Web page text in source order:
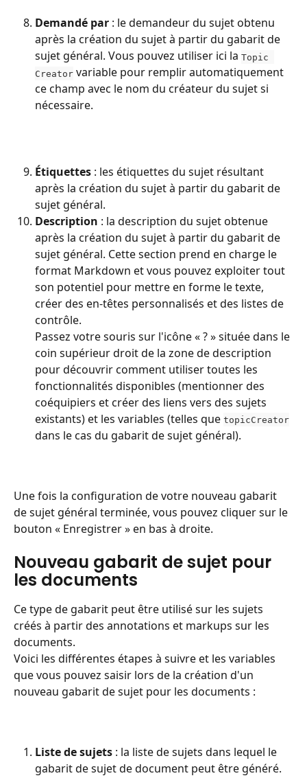
Demandé par : le demandeur du sujet obtenu
après la création du sujet à partir du gabarit de
sujet général. Vous pouvez utiliser ici la Topic
Creator variable pour remplir automatiquement
ce champ avec le nom du créateur du sujet si
nécessaire.
Étiquettes : les étiquettes du sujet résultant
après la création du sujet à partir du gabarit de
sujet général.
Description : la description du sujet obtenue
après la création du sujet à partir du gabarit de
sujet général. Cette section prend en charge le
format Markdown et vous pouvez exploiter tout
son potentiel pour mettre en forme le texte,
créer des en-têtes personnalisés et des listes de
contrôle.
Passez votre souris sur l'icône « ? » située dans le
coin supérieur droit de la zone de description
pour découvrir comment utiliser toutes les
fonctionnalités disponibles (mentionner des
coéquipiers et créer des liens vers des sujets
existants) et les variables (telles que topicCreator
dans le cas du gabarit de sujet général).
Une fois la configuration de votre nouveau gabarit
de sujet général terminée, vous pouvez cliquer sur le
bouton « Enregistrer » en bas à droite.
Nouveau gabarit de sujet pour
les documents
Ce type de gabarit peut être utilisé sur les sujets
créés à partir des annotations et markups sur les
documents.
Voici les différentes étapes à suivre et les variables
que vous pouvez saisir lors de la création d'un
nouveau gabarit de sujet pour les documents :
Liste de sujets : la liste de sujets dans lequel le
gabarit de sujet de document peut être généré.